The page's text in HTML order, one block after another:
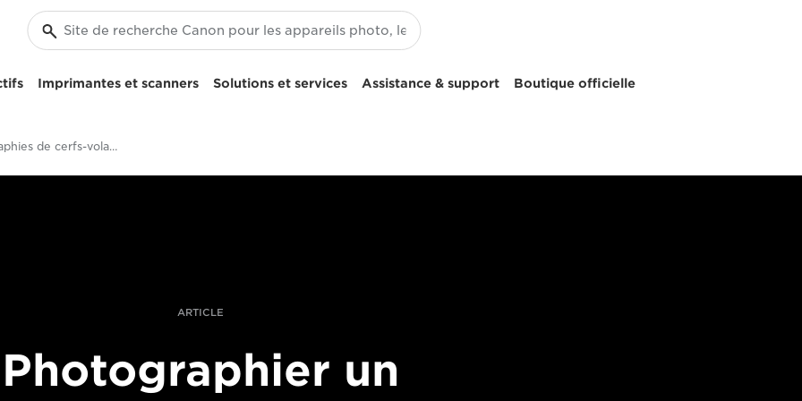
Imprimantes et scanners Solutions et services Assistance & support Boutique officielle
Photographies de cerfs-volants d'Ulla Lohmann avec les zooms RF
ARTICLE
Photographier un